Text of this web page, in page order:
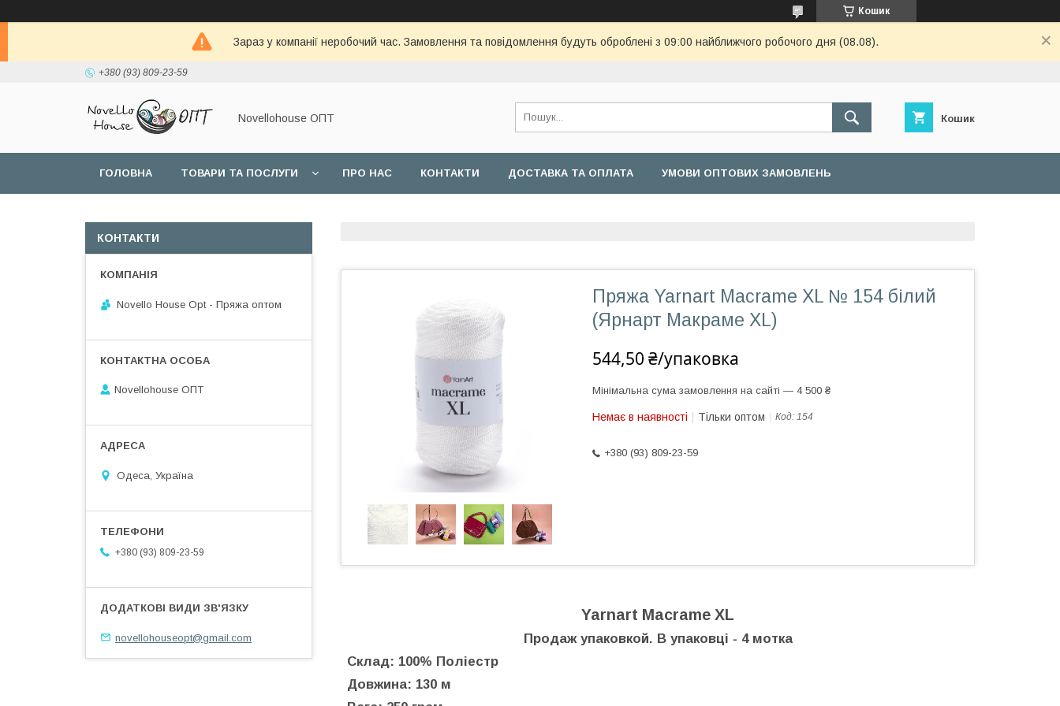
Кошик
Зараз у компанії неробочий час. Замовлення та повідомлення будуть оброблені з 09:00 найближчого робочого дня (08.08).
+380 (93) 809-23-59
Novellohouse ОПТ Кошик
ГОЛОВНА ТОВАРИ ТА ПОСЛУГИ ПРО НАС КОНТАКТИ ДОСТАВКА ТА ОПЛАТА УМОВИ ОПТОВИХ ЗАМОВЛЕНЬ
Пряжа Yarnart Macrame XL № 154 білий
(Ярнарт Макраме XL)
544,50 ₴/упаковка
Мінімальна сума замовлення на сайті — 4 500 ₴
Немає в наявності Тільки оптом Код: 154
+380 (93) 809-23-59
Yarnart Macrame XL
Продаж упаковкой. В упаковці - 4 мотка
Склад: 100% Поліестр
Довжина: 130 м
КОНТАКТИ
Novello House Opt - Пряжа оптом
Novellohouse ОПТ
Одеса, Україна
+380 (93) 809-23-59
novellohouseopt@gmail.com